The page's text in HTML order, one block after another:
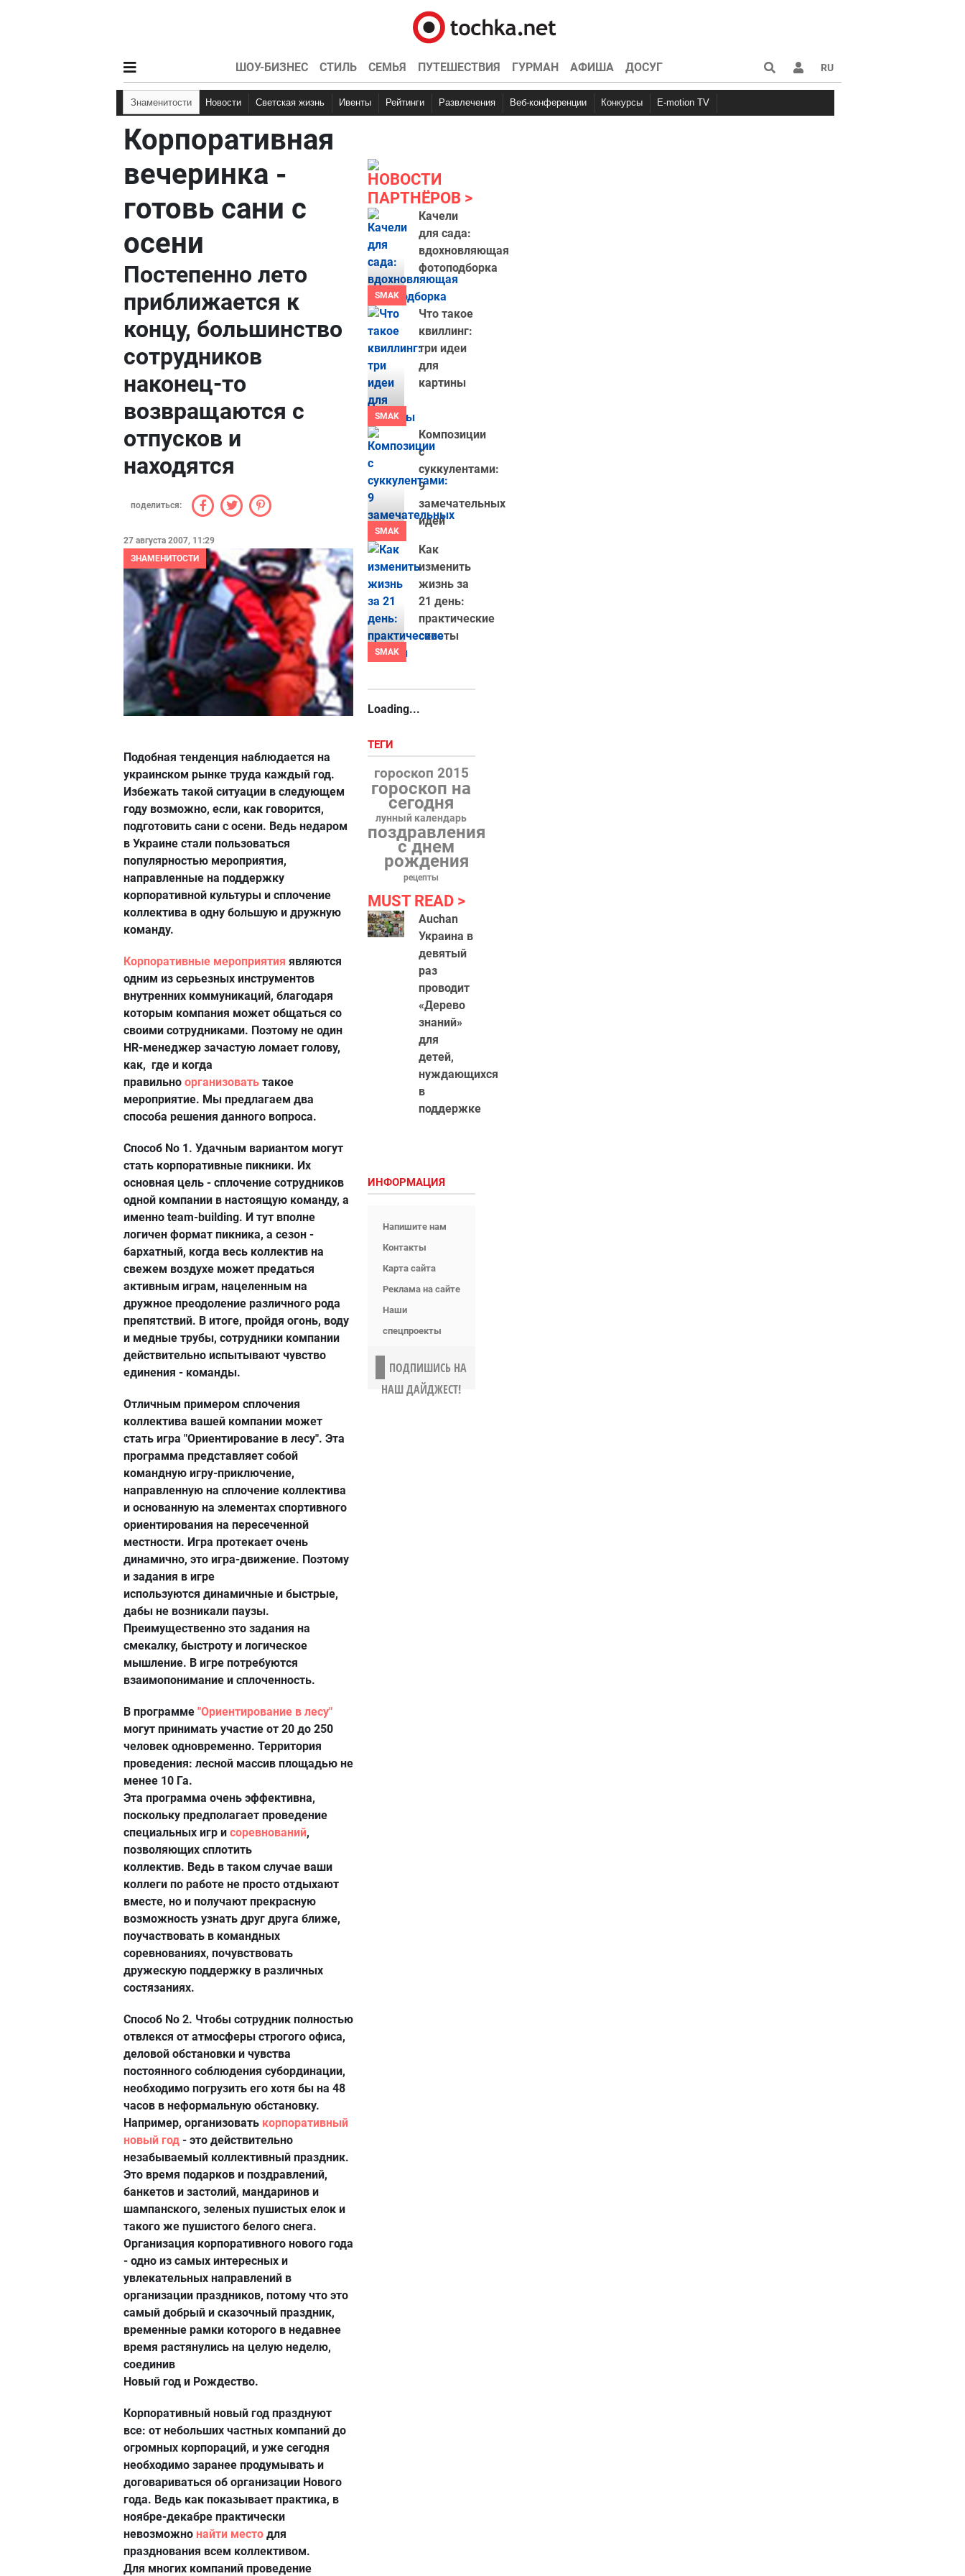
ШОУ-БИЗНЕС СТИЛЬ СЕМЬЯ ПУТЕШЕСТВИЯ ГУРМАН АФИША ДОСУГ RU
Знаменитости Новости Светская жизнь Ивенты Рейтинги Развлечения Веб-конференции Конкурсы E-motion TV
Корпоративная
вечеринка -
готовь сани с
осени
Постепенно лето
приближается к
концу, большинство
сотрудников
наконец-то
возвращаются с
отпусков и
находятся
поделиться:
27 августа 2007, 11:29
ЗНАМЕНИТОСТИ
Подобная тенденция наблюдается на
украинском рынке труда каждый год.
Избежать такой ситуации в следующем
году возможно, если, как говорится,
подготовить сани с осени. Ведь недаром
в Украине стали пользоваться
популярностью мероприятия,
направленные на поддержку
корпоративной культуры и сплочение
коллектива в одну большую и дружную
команду.
Корпоративные мероприятия являются
одним из серьезных инструментов
внутренних коммуникаций, благодаря
которым компания может общаться со
своими сотрудниками. Поэтому не один
HR-менеджер зачастую ломает голову,
как, где и когда
правильно организовать такое
мероприятие. Мы предлагаем два
способа решения данного вопроса.
Способ No 1. Удачным вариантом могут
стать корпоративные пикники. Их
основная цель - сплочение сотрудников
одной компании в настоящую команду, а
именно team-building. И тут вполне
логичен формат пикника, а сезон -
бархатный, когда весь коллектив на
свежем воздухе может предаться
активным играм, нацеленным на
дружное преодоление различного рода
препятствий. В итоге, пройдя огонь, воду
и медные трубы, сотрудники компании
действительно испытывают чувство
единения - команды.
Отличным примером сплочения
коллектива вашей компании может
стать игра "Ориентирование в лесу". Эта
программа представляет собой
командную игру-приключение,
направленную на сплочение коллектива
и основанную на элементах спортивного
ориентирования на пересеченной
местности. Игра протекает очень
динамично, это игра-движение. Поэтому
и задания в игре
используются динамичные и быстрые,
дабы не возникали паузы.
Преимущественно это задания на
смекалку, быстроту и логическое
мышление. В игре потребуются
взаимопонимание и сплоченность.
В программе "Ориентирование в лесу"
могут принимать участие от 20 до 250
человек одновременно. Территория
проведения: лесной массив площадью не
менее 10 Га.
Эта программа очень эффективна,
поскольку предполагает проведение
специальных игр и соревнований,
позволяющих сплотить
коллектив. Ведь в таком случае ваши
коллеги по работе не просто отдыхают
вместе, но и получают прекрасную
возможность узнать друг друга ближе,
поучаствовать в командных
соревнованиях, почувствовать
дружескую поддержку в различных
состязаниях.
Способ No 2. Чтобы сотрудник полностью
отвлекся от атмосферы строгого офиса,
деловой обстановки и чувства
постоянного соблюдения субординации,
необходимо погрузить его хотя бы на 48
часов в неформальную обстановку.
Например, организовать корпоративный
новый год - это действительно
незабываемый коллективный праздник.
Это время подарков и поздравлений,
банкетов и застолий, мандаринов и
шампанского, зеленых пушистых елок и
такого же пушистого белого снега.
Организация корпоративного нового года
- одно из самых интересных и
увлекательных направлений в
организации праздников, потому что это
самый добрый и сказочный праздник,
временные рамки которого в недавнее
время растянулись на целую неделю,
соединив
Новый год и Рождество.
Корпоративный новый год празднуют
все: от небольших частных компаний до
огромных корпораций, и уже сегодня
необходимо заранее продумывать и
договариваться об организации Нового
года. Ведь как показывает практика, в
ноябре-декабре практически
невозможно найти место для
празднования всем коллективом.
Для многих компаний проведение
НОВОСТИ
ПАРТНЁРОВ
SMAK
Качели
для сада:
вдохновляющая
фотоподборка
SMAK
Что такое
квиллинг:
три идеи
для
картины
SMAK
Композиции
с
суккулентами:
9
замечательных
идей
SMAK
Как
изменить
жизнь за
21 день:
практические
советы
Loading...
ТЕГИ
гороскоп 2015
гороскоп на
сегодня
лунный календарь
поздравления
с днем
рождения
рецепты
MUST READ
Auchan
Украина в
девятый
раз
проводит
«Дерево
знаний»
для
детей,
нуждающихся
в
поддержке
ИНФОРМАЦИЯ
Напишите нам
Контакты
Карта сайта
Реклама на сайте
Наши
спецпроекты
ПОДПИШИСЬ НА
НАШ ДАЙДЖЕСТ!